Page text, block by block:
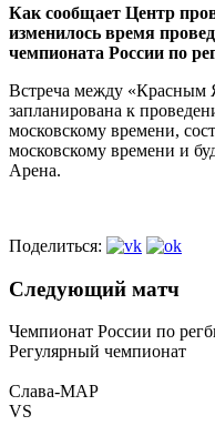
Как сообщает Центр
изменилось время
чемпионата России по
Встреча между «Красным
запланирована к
московскому времени,
московскому времени и
Арена.
Поделиться:
Следующий матч
Чемпионат России по
Регулярный чемпионат
Слава-МАР
VS